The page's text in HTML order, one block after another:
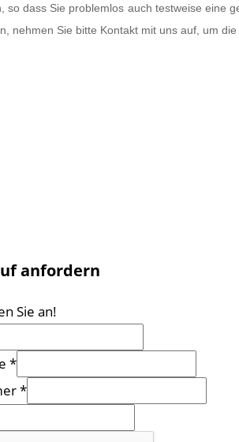
so dass Sie problemlos auch testweise eine
nehmen Sie bitte Kontakt mit uns auf, um
anfordern
Sie an!
*
*